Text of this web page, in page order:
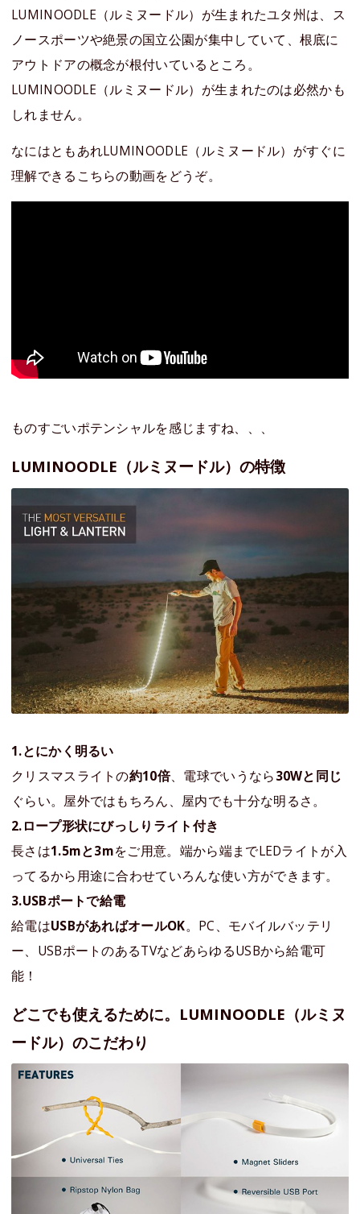
LUMINOODLE（ルミヌードル）が生まれたユタ州は、ス
ノースポーツや絶景の国立公園が集中していて、根底に
アウトドアの概念が根付いているところ。
LUMINOODLE（ルミヌードル）が生まれたのは必然かも
しれません。
なにはともあれLUMINOODLE（ルミヌードル）がすぐに
理解できるこちらの動画をどうぞ。
ものすごいポテンシャルを感じますね、、、
LUMINOODLE（ルミヌードル）の特徴
1.とにかく明るい
クリスマスライトの約10倍、電球でいうなら30Wと同じ
ぐらい。屋外ではもちろん、屋内でも十分な明るさ。
2.ロープ形状にびっしりライト付き
長さは1.5mと3mをご用意。端から端までLEDライトが入
ってるから用途に合わせていろんな使い方ができます。
3.USBポートで給電
給電はUSBがあればオールOK。PC、モバイルバッテリ
ー、USBポートのあるTVなどあらゆるUSBから給電可
能！
どこでも使えるために。LUMINOODLE（ルミヌ
ードル）のこだわり